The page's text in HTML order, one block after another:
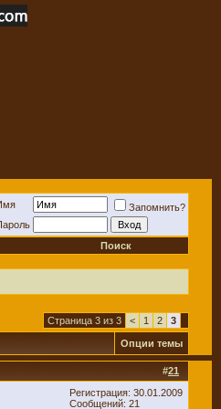
Запомнить?
Поиск
Страница 3 из 3 < 1 2 3
Опции темы
#21
Регистрация: 30.01.2009
Сообщений: 21